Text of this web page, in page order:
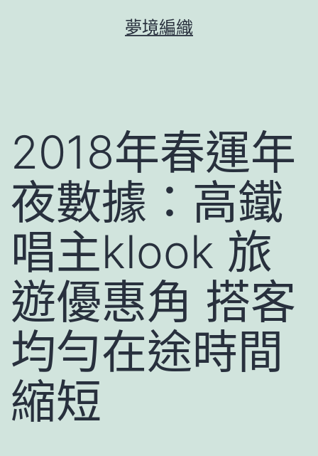
夢境編織
2018年春運年
夜數據：高鐵
唱主klook 旅
遊優惠角 搭客
均勻在途時間
縮短